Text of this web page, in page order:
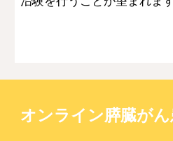
オンライン膵臓が